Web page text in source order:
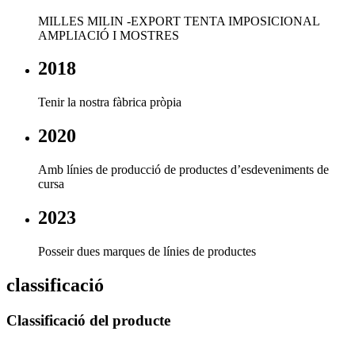
MILLES MILIN -EXPORT TENTA IMPOSICIONAL
AMPLIACIÓ I MOSTRES
2018
Tenir la nostra fàbrica pròpia
2020
Amb línies de producció de productes d’esdeveniments de
cursa
2023
Posseir dues marques de línies de productes
classificació
Classificació del producte